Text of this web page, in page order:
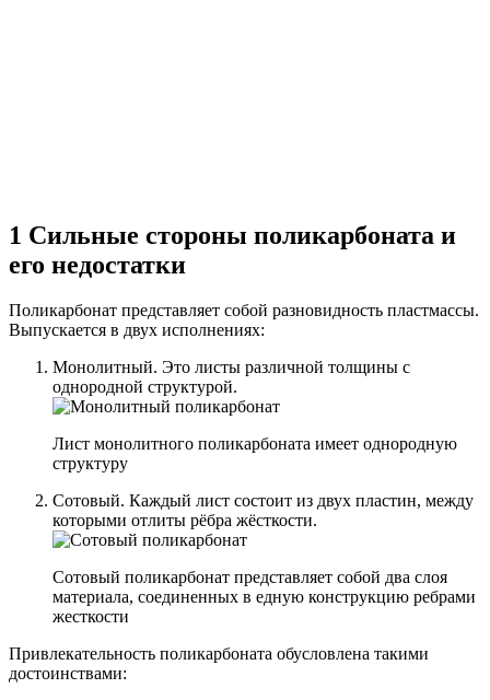
1 Сильные стороны поликарбоната и
его недостатки
Поликарбонат представляет собой разновидность пластмассы.
Выпускается в двух исполнениях:
Монолитный. Это листы различной толщины с
однородной структурой.
Лист монолитного поликарбоната имеет однородную
структуру
Сотовый. Каждый лист состоит из двух пластин, между
которыми отлиты рёбра жёсткости.
Сотовый поликарбонат представляет собой два слоя
материала, соединенных в едную конструкцию ребрами
жесткости
Привлекательность поликарбоната обусловлена такими
достоинствами: